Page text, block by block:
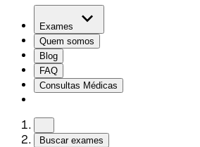
Exames
Quem somos
Blog
FAQ
Consultas Médicas
Buscar exames